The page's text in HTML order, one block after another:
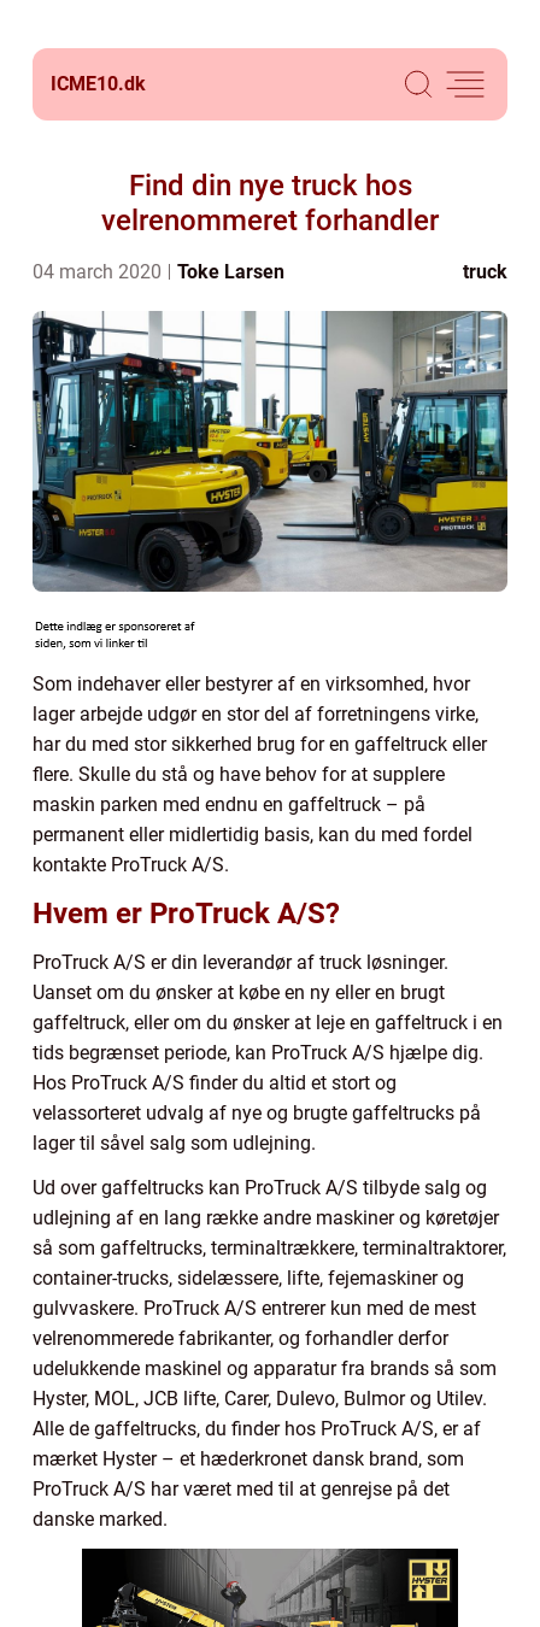
ICME10.dk
Find din nye truck hos
velrenommeret forhandler
04 march 2020 Toke Larsen truck
Som indehaver eller bestyrer af en virksomhed, hvor
lager arbejde udgør en stor del af forretningens virke,
har du med stor sikkerhed brug for en gaffeltruck eller
flere. Skulle du stå og have behov for at supplere
maskin parken med endnu en gaffeltruck – på
permanent eller midlertidig basis, kan du med fordel
kontakte ProTruck A/S.
Hvem er ProTruck A/S?
ProTruck A/S er din leverandør af truck løsninger.
Uanset om du ønsker at købe en ny eller en brugt
gaffeltruck, eller om du ønsker at leje en gaffeltruck i en
tids begrænset periode, kan ProTruck A/S hjælpe dig.
Hos ProTruck A/S finder du altid et stort og
velassorteret udvalg af nye og brugte gaffeltrucks på
lager til såvel salg som udlejning.
Ud over gaffeltrucks kan ProTruck A/S tilbyde salg og
udlejning af en lang række andre maskiner og køretøjer
så som gaffeltrucks, terminaltrækkere, terminaltraktorer,
container-trucks, sidelæssere, lifte, fejemaskiner og
gulvvaskere. ProTruck A/S entrerer kun med de mest
velrenommerede fabrikanter, og forhandler derfor
udelukkende maskinel og apparatur fra brands så som
Hyster, MOL, JCB lifte, Carer, Dulevo, Bulmor og Utilev.
Alle de gaffeltrucks, du finder hos ProTruck A/S, er af
mærket Hyster – et hæderkronet dansk brand, som
ProTruck A/S har været med til at genrejse på det
danske marked.